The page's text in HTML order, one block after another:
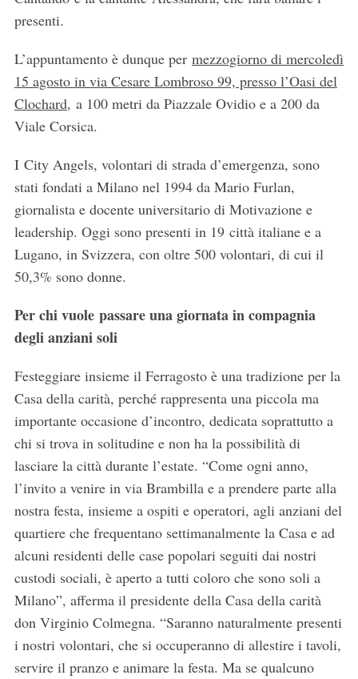
presenti.
L’appuntamento è dunque per mezzogiorno di mercoledì
15 agosto in via Cesare Lombroso 99, presso l’Oasi del
Clochard, a 100 metri da Piazzale Ovidio e a 200 da
Viale Corsica.
I City Angels, volontari di strada d’emergenza, sono
stati fondati a Milano nel 1994 da Mario Furlan,
giornalista e docente universitario di Motivazione e
leadership. Oggi sono presenti in 19 città italiane e a
Lugano, in Svizzera, con oltre 500 volontari, di cui il
50,3% sono donne.
Per chi vuole passare una giornata in compagnia
degli anziani soli
Festeggiare insieme il Ferragosto è una tradizione per la
Casa della carità, perché rappresenta una piccola ma
importante occasione d’incontro, dedicata soprattutto a
chi si trova in solitudine e non ha la possibilità di
lasciare la città durante l’estate. “Come ogni anno,
l’invito a venire in via Brambilla e a prendere parte alla
nostra festa, insieme a ospiti e operatori, agli anziani del
quartiere che frequentano settimanalmente la Casa e ad
alcuni residenti delle case popolari seguiti dai nostri
custodi sociali, è aperto a tutti coloro che sono soli a
Milano”, afferma il presidente della Casa della carità
don Virginio Colmegna. “Saranno naturalmente presenti
i nostri volontari, che si occuperanno di allestire i tavoli,
servire il pranzo e animare la festa. Ma se qualcuno